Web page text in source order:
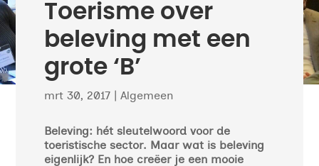
Toerisme over
beleving met een
grote ‘B’
mrt 30, 2017 |Algemeen
Beleving: hét sleutelwoord voor de
toeristische sector. Maar wat is beleving
eigenlijk? En hoe creëer je een mooie